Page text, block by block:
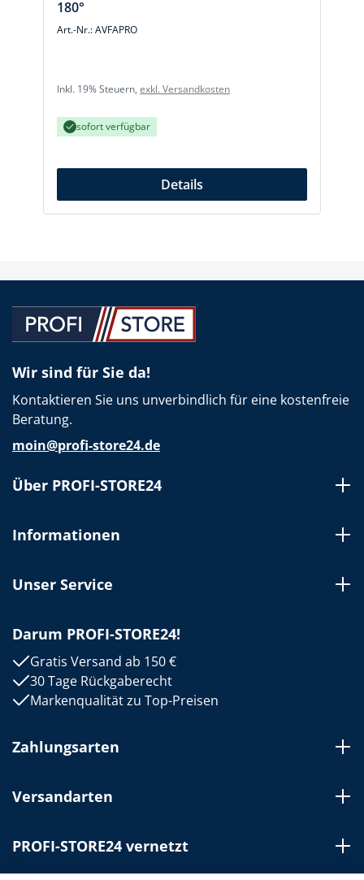
180°
Art.-Nr.: AVFAPRO
Inkl. 19% Steuern, exkl. Versandkosten
sofort verfügbar
Details
Wir sind für Sie da!
Kontaktieren Sie uns unverbindlich für eine kostenfreie
Beratung.
moin@profi-store24.de
Über PROFI-STORE24
Informationen
Unser Service
Darum PROFI-STORE24!
Gratis Versand ab 150 €
30 Tage Rückgaberecht
Markenqualität zu Top-Preisen
Zahlungsarten
Versandarten
PROFI-STORE24 vernetzt